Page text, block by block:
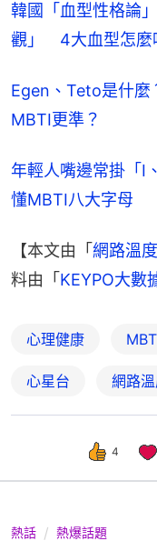
韓國「血型性格論
觀」　4大血型怎麼
Egen、Teto是什麼
MBTI更準？
年輕人嘴邊常掛「I
懂MBTI八大字母
【本文由「 網路溫
料由「 KEYPO大數
心理健康
心星台 網路
4
熱話 熱爆話題